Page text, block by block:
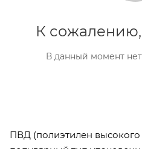
К сожалению,
В данный момент
ПВД (полиэтилен